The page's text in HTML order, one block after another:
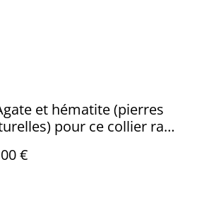
et hématite (pierres
pour ce collier ras
€